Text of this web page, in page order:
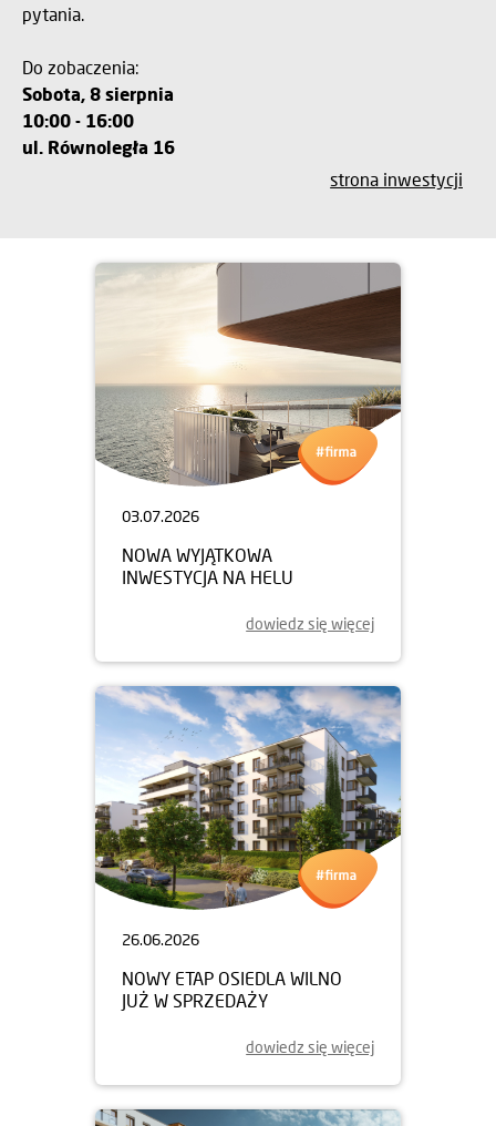
pytania.
Do zobaczenia:
Sobota, 8 sierpnia
10:00 - 16:00
ul. Równoległa 16
strona inwestycji
03.07.2026
NOWA WYJĄTKOWA
INWESTYCJA NA HELU
dowiedz się więcej
26.06.2026
NOWY ETAP OSIEDLA WILNO
JUŻ W SPRZEDAŻY
dowiedz się więcej